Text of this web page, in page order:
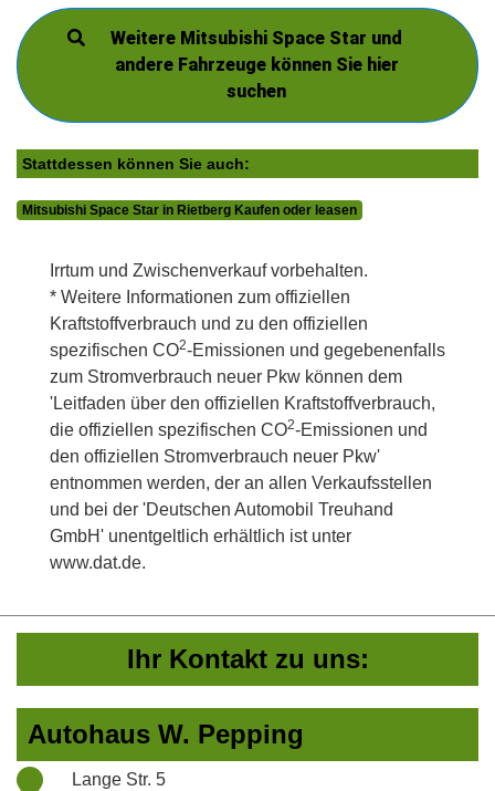
Weitere Mitsubishi Space Star und
andere Fahrzeuge können Sie hier
suchen
Stattdessen können Sie auch:
Mitsubishi Space Star in Rietberg Kaufen oder leasen
Irrtum und Zwischenverkauf vorbehalten.
* Weitere Informationen zum offiziellen
Kraftstoffverbrauch und zu den offiziellen
spezifischen CO2-Emissionen und gegebenenfalls
zum Stromverbrauch neuer Pkw können dem
'Leitfaden über den offiziellen Kraftstoffverbrauch,
die offiziellen spezifischen CO2-Emissionen und
den offiziellen Stromverbrauch neuer Pkw'
entnommen werden, der an allen Verkaufsstellen
und bei der 'Deutschen Automobil Treuhand
GmbH' unentgeltlich erhältlich ist unter
www.dat.de.
Ihr Kontakt zu uns:
Autohaus W. Pepping
Lange Str. 5